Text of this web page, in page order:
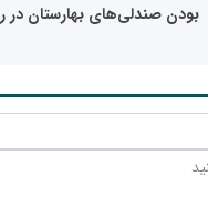
بودن صندلی‌های بهارستان در